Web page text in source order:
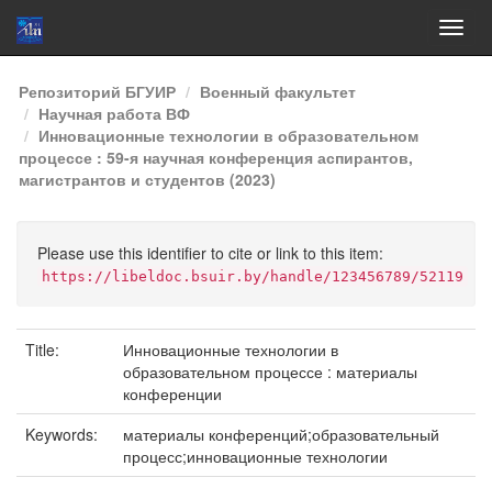
Skip
navigation
Репозиторий БГУИР
Военный факультет
Научная работа ВФ
Инновационные технологии в образовательном
процессе : 59-я научная конференция аспирантов,
магистрантов и студентов (2023)
Please use this identifier to cite or link to this item:
https://libeldoc.bsuir.by/handle/123456789/52119
Title:
Инновационные технологии в
образовательном процессе : материалы
конференции
Keywords:
материалы конференций;образовательный
процесс;инновационные технологии